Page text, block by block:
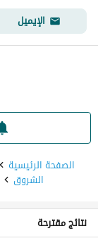
الإيميل
الصفحة الرئيسية
الشروق
نتائج مقترحة